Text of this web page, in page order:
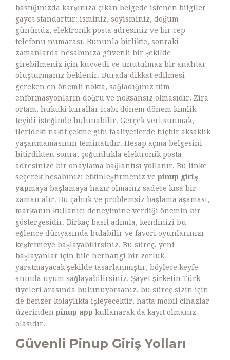
bastığınızda karşınıza çıkan belgede istenen bilgiler
gayet standarttır: isminiz, soyisminiz, doğum
gününüz, elektronik posta adresiniz ve bir cep
telefonu numarası. Bununla birlikte, sonraki
zamanlarda hesabınıza güvenli bir şekilde
girebilmeniz için kuvvetli ve unutulmaz bir anahtar
oluşturmanız beklenir. Burada dikkat edilmesi
gereken en önemli nokta, sağladığınız tüm
enformasyonların doğru ve noksansız olmasıdır. Zira
ortam, hukuki kurallar icabı dönem dönem kimlik
teyidi isteğinde bulunabilir. Gerçek veri sunmak,
ilerideki nakit çekme gibi faaliyetlerde hiçbir aksaklık
yaşanmamasının teminatıdır. Hesap açma belgesini
bitirdikten sonra, çoğunlukla elektronik posta
adresinize bir onaylama bağlantısı yollanır. Bu linke
seçerek hesabınızı etkinleştirmeniz ve pinup giriş
yapmaya başlamaya hazır olmanız sadece kısa bir
zaman alır. Bu çabuk ve problemsiz başlama aşaması,
markanın kullanıcı deneyimine verdiği önemin bir
göstergesidir. Birkaç basit adımla, kendinizi bu
eğlence dünyasında bulabilir ve favori oyunlarınızı
keşfetmeye başlayabilirsiniz. Bu süreç, yeni
başlayanlar için bile herhangi bir zorluk
yaratmayacak şekilde tasarlanmıştır, böylece keyfe
anında uyum sağlayabilirsiniz. Şayet şirketin Türk
üyeleri arasında bulunuyorsanız, bu süreç sizin için
de benzer kolaylıkta işleyecektir, hatta mobil cihazlar
üzerinden pinup app kullanarak da kayıt olmanız
olasıdır.
Güvenli Pinup Giriş Yolları